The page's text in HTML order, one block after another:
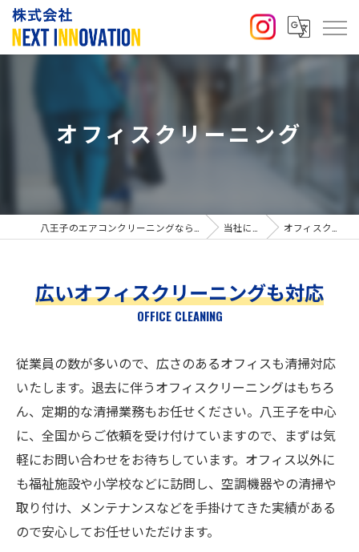
オフィスクリーニング
当社について オフィスクリーニング
広いオフィスクリーニングも対応
OFFICE CLEANING
従業員の数が多いので、広さのあるオフィスも清掃対応
いたします。退去に伴うオフィスクリーニングはもちろ
ん、定期的な清掃業務もお任せください。八王子を中心
に、全国からご依頼を受け付けていますので、まずは気
軽にお問い合わせをお待ちしています。オフィス以外に
も福祉施設や小学校などに訪問し、空調機器やの清掃や
取り付け、メンテナンスなどを手掛けてきた実績がある
ので安心してお任せいただけます。